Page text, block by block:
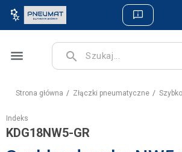
menu search
Strona główna Złączki pneumatyczne
Indeks
KDG18NW5-GR